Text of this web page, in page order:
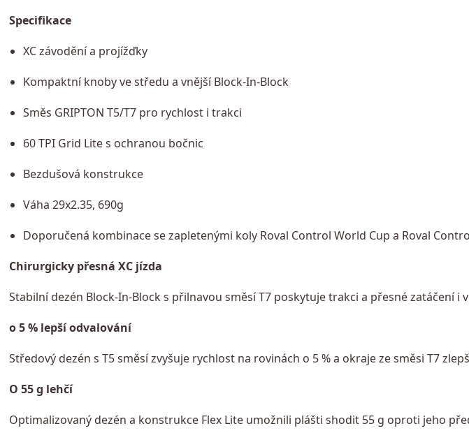
Specifikace
XC závodění a projížďky
Kompaktní knoby ve středu a vnější Block-In-Block
Směs GRIPTON T5/T7 pro rychlost i trakci
60 TPI Grid Lite s ochranou bočnic
Bezdušová konstrukce
Váha 29x2.35, 690g
Doporučená kombinace se zapletenými koly Roval Control World Cup a Roval
Chirurgicky přesná XC jízda
Stabilní dezén Block-In-Block s přilnavou směsí T7 poskytuje trakci a přesné zatáčení i
o 5 % lepší odvalování
Středový dezén s T5 směsí zvyšuje rychlost na rovinách o 5 % a okraje ze směsi T7
O 55 g lehčí
Optimalizovaný dezén a konstrukce Flex Lite umožnili plášti shodit 55 g oproti jeho